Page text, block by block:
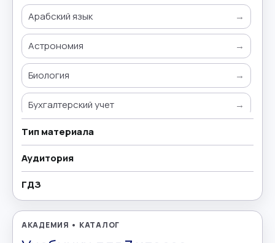
Арабский язык →
Астрономия →
Биология →
Бухгалтерский учет →
Всемирная история
География
Геометрия
Греческий язык
Тип материала
Аудитория
ГДЗ
АКАДЕМИЯ • КАТАЛОГ